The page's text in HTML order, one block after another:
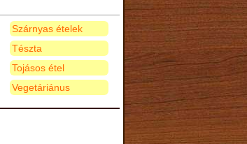
Szárnyas ételek
Tészta
Tojásos étel
Vegetáriánus